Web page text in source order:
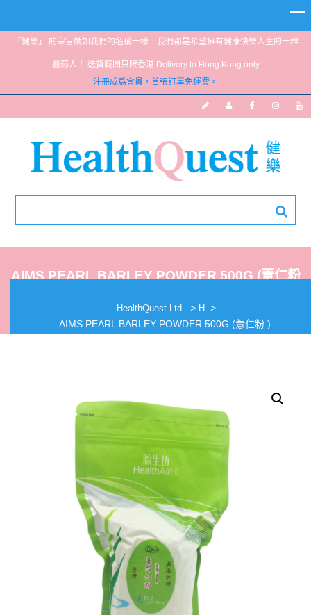
「健樂」 的宗旨就如我們的名稱一樣，我們都是希望擁有健康快樂人生的一群
醫葯人！ 送貨範圍只限香港 Delivery to Hong Kong only
注冊成爲會員，首張訂單免運費。
AIMS PEARL BARLEY POWDER 500G (薏仁粉
HealthQuest Ltd. > H
>
AIMS PEARL BARLEY POWDER 500G (薏仁粉 )